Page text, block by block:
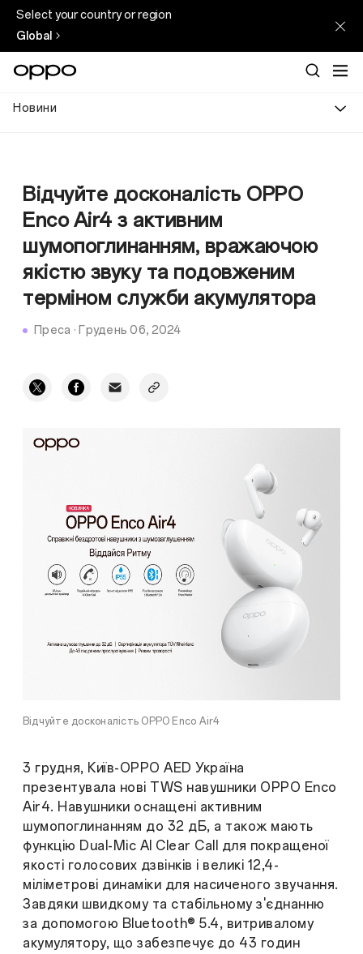
Select your country or region
Global
Новини
Відчуйте досконалість OPPO
Enco Air4 з активним
шумопоглинанням, вражаючою
якістю звуку та подовженим
терміном служби акумулятора
Преса · Грудень 06, 2024
Відчуйте досконалість OPPO Enco Air4
3 грудня, Київ-OPPO AED Україна
презентувала нові TWS навушники OPPO Enco
Air4. Навушники оснащені активним
шумопоглинанням до 32 дБ, а також мають
функцію Dual-Mic AI Clear Call для покращеної
якості голосових дзвінків і великі 12,4-
міліметрові динаміки для насиченого звучання.
Завдяки швидкому та стабільному з'єднанню
за допомогою Bluetooth® 5.4, витривалому
акумулятору, що забезпечує до 43 годин